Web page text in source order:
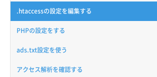
.htaccessの設定を編集する
PHPの設定をする
ads.txt設定を使う
アクセス解析を確認する